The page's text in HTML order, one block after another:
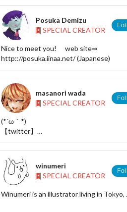
pixiv：http://pixiv.me/7-3
twitter：https://twitter.com/kitoracon
==========================
My comic (japanese)
http://www.amazon.co.jp/exec/obidos/
22/
Posuka Demizu
SPECIAL CREATOR
Nice to meet you! web site⇒
http:://posuka.iinaa.net/ (Japanese)
masanori wada
SPECIAL CREATOR
(*´ω｀*)
【twitter】
https://twitter.com/wadamasanori
winumeri
SPECIAL CREATOR
Winumeri is an illustrator living in Tokyo,